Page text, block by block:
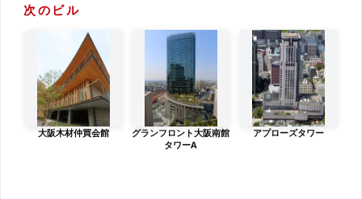
次のビル
大阪木材仲買会館
グランフロント大阪南館
タワーA
アプローズタワー